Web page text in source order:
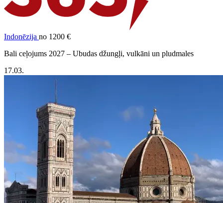
Indonēzija no 1200 €
Bali ceļojums 2027 – Ubudas džungļi, vulkāni un pludmales
17.03.